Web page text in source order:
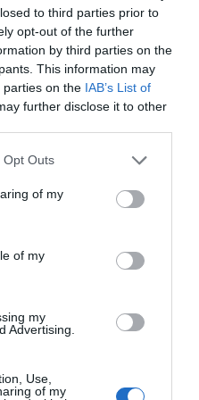
to third parties prior to
opt-out of the further
by third parties on the
This information may
parties on the IAB’s List of
further disclose it to other
Opt Outs
of my
of my
my
Advertising.
Use,
of my
de l’aeroport de
al voltant de cinc
aeroport
del sector
Aquest
de nous actors
de Catalunya vol
la promoció de
L’aeroport de
una infraestructura